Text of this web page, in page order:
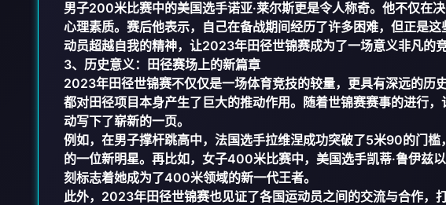
男子200米比赛中的美国选手诺亚·莱尔斯更是令人称奇。他不仅在
心理素质。赛后他表示，自己在备战期间经历了许多困难，但正是
动员超越自我的精神，让2023年田径世锦赛成为了一场意义非凡的竞
3、历史意义：田径赛场上的新篇章
2023年田径世锦赛不仅仅是一场体育竞技的较量，更具有深远的历
都对田径项目本身产生了巨大的推动作用。随着世锦赛赛事的进行
动写下了崭新的一页。
例如，在男子撑杆跳高中，法国选手拉维涅成功突破了5米90的门
的一位新明星。再比如，女子400米比赛中，美国选手凯蒂·鲁伊兹
刻标志着她成为了400米领域的新一代王者。
此外，2023年田径世锦赛也见证了各国运动员之间的交流与合作，